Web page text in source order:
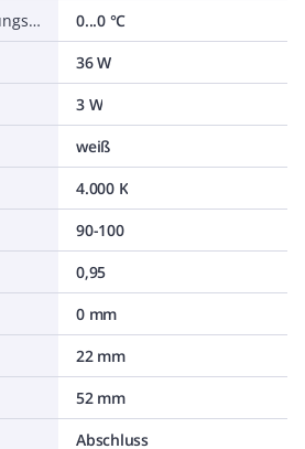
Bemessungsumgebungstemperatur nach IEC 62722-2-1
0...0 °C
36 W
3 W
weiß
4.000 K
90-100
0,95
0 mm
22 mm
52 mm
Abschluss